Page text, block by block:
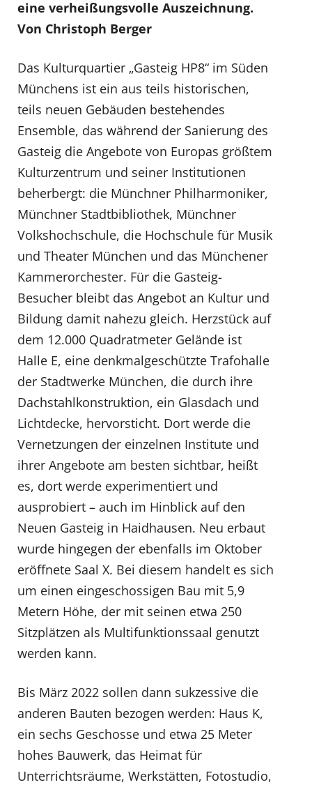
eine verheißungsvolle Auszeichnung.
Von Christoph Berger
Das Kulturquartier „Gasteig HP8“ im Süden
Münchens ist ein aus teils historischen,
teils neuen Gebäuden bestehendes
Ensemble, das während der Sanierung des
Gasteig die Angebote von Europas größtem
Kulturzentrum und seiner Institutionen
beherbergt: die Münchner Philharmoniker,
Münchner Stadtbibliothek, Münchner
Volkshochschule, die Hochschule für Musik
und Theater München und das Münchener
Kammerorchester. Für die Gasteig-
Besucher bleibt das Angebot an Kultur und
Bildung damit nahezu gleich. Herzstück auf
dem 12.000 Quadratmeter Gelände ist
Halle E, eine denkmalgeschützte Trafohalle
der Stadtwerke München, die durch ihre
Dachstahlkonstruktion, ein Glasdach und
Lichtdecke, hervorsticht. Dort werde die
Vernetzungen der einzelnen Institute und
ihrer Angebote am besten sichtbar, heißt
es, dort werde experimentiert und
ausprobiert – auch im Hinblick auf den
Neuen Gasteig in Haidhausen. Neu erbaut
wurde hingegen der ebenfalls im Oktober
eröffnete Saal X. Bei diesem handelt es sich
um einen eingeschossigen Bau mit 5,9
Metern Höhe, der mit seinen etwa 250
Sitzplätzen als Multifunktionssaal genutzt
werden kann.
Bis März 2022 sollen dann sukzessive die
anderen Bauten bezogen werden: Haus K,
ein sechs Geschosse und etwa 25 Meter
hohes Bauwerk, das Heimat für
Unterrichtsräume, Werkstätten, Fotostudio,